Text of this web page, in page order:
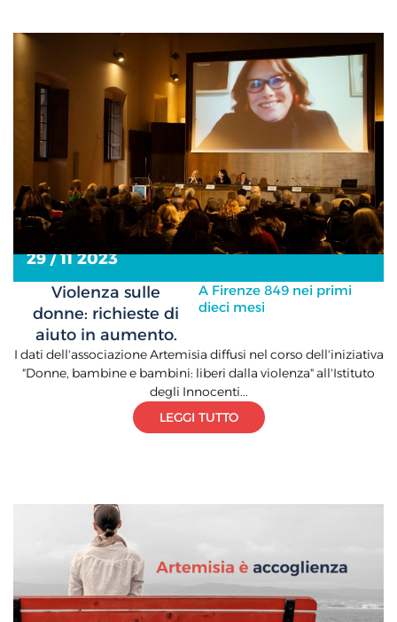
Violenza sulle
donne: richieste di
aiuto in aumento.
A Firenze 849 nei primi
dieci mesi
29 / 11 2023
I dati dell'associazione Artemisia diffusi nel corso dell'iniziativa
"Donne, bambine e bambini: liberi dalla violenza" all'Istituto
degli Innocenti...
LEGGI TUTTO